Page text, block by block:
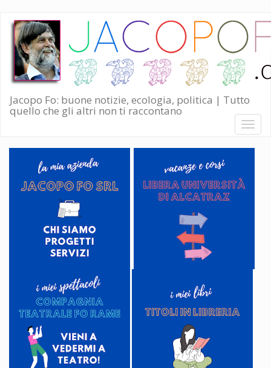
Salta
contenuto
principale
Jacopo Fo: buone notizie, ecologia, politica | Tutto
quello che gli altri non ti raccontano
Toggle